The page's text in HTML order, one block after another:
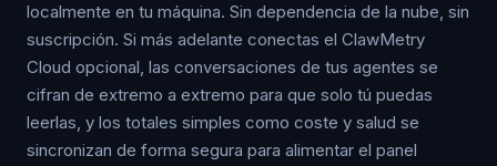
localmente en tu máquina. Sin dependencia de la nube, sin
suscripción. Si más adelante conectas el ClawMetry
Cloud opcional, las conversaciones de tus agentes se
cifran de extremo a extremo para que solo tú puedas
leerlas, y los totales simples como coste y salud se
sincronizan de forma segura para alimentar el panel